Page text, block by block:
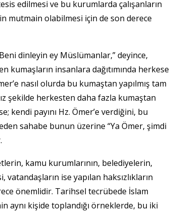
edilmesi ve bu kurumlarda çalışanların
mutmain olabilmesi için de son derece
dinleyin ey Müslümanlar,” deyince,
kumaşların insanlara dağıtımında herkese
nasıl olurda bu kumaştan yapılmış tam
şekilde herkesten daha fazla kumaştan
kendi payını Hz. Ömer’e verdiğini, bu
sahabe bunun üzerine “Ya Ömer, şimdi
kamu kurumlarının, belediyelerin,
ise yapılan haksızlıkların
önemlidir. Tarihsel tecrübede İslam
aynı kişide toplandığı örneklerde, bu iki